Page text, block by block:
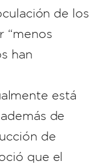
de los
“menos
han
está
de
de
que el